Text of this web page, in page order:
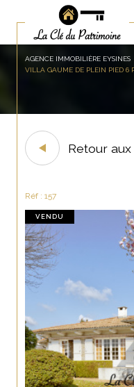
AGENCE IMMOBILIÈRE EYSINES
VILLA GAUME DE PLEIN PIED 6
Retour
Réf : 157
VENDU